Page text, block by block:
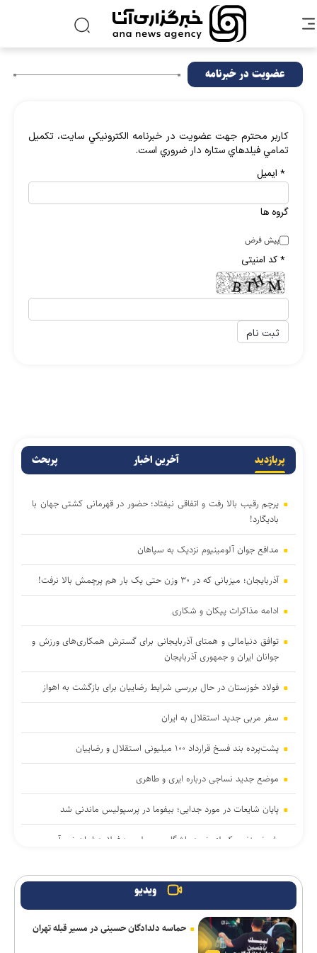
عضويت در خبرنامه
كاربر محترم جهت عضويت در خبرنامه الكترونيكي سايت، تكميل
تمامي فيلدهاي ستاره دار ضروري است.
* ایمیل
گروه ها
پیش فرض
* کد امنیتی
پربازدید آخرین اخبار پربحث
پرچم رقیب بالا رفت و اتفاقی نیفتاد؛ حضور در قهرمانی کشتی جهان با
بادیگارد!
مدافع جوان آلومینیوم نزدیک به سپاهان
آذربایجان؛ میزبانی که در ۳۰ وزن حتی یک بار هم پرچمش بالا نرفت!
ادامه مذاکرات پیکان و شکاری
توافق دنیامالی و همتای آذربایجانی برای گسترش همکاری‌های ورزش و
جوانان ایران و جمهوری آذربایجان
فولاد خوزستان در حال بررسی شرایط رضاییان برای بازگشت به اهواز
سفر مربی جدید استقلال به ایران
پشت‌پرده بند فسخ قرارداد ۱۰۰ میلیونی استقلال و رضاییان
موضع جدید نساجی درباره ایری و طاهری
پایان شایعات در مورد جدایی؛ بیفوما در پرسپولیس ماندنی شد
پاسخ منفی یک لزیونر به باشگاه پرسپولیس؛ فعلا به ایران نمی‌آیم
واگذاری امتیاز شناورسازی قشم به سازمان منطقه آزاد/ بازگشت اصولی
به مدیریت فوتبال
ویدیو
حماسه دلدادگان حسینی در مسیر قبله تهران